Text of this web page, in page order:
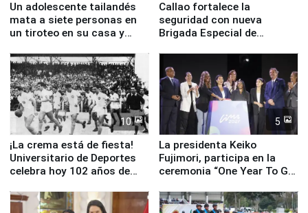
Un adolescente tailandés
mata a siete personas en
un tiroteo en su casa y
Callao fortalece la
seguridad con nueva
Brigada Especial de
equipamiento para
Serenazgo
10
¡La crema está de fiesta!
Universitario de Deportes
celebra hoy 102 años de
5
La presidenta Keiko
Fujimori, participa en la
ceremonia “One Year To Go